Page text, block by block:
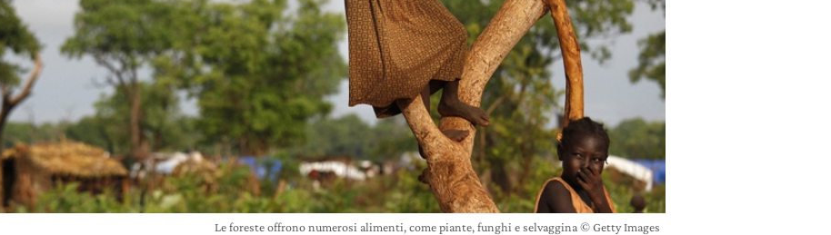
Le foreste offrono numerosi alimenti, come piante, funghi e selvaggina © Getty Images